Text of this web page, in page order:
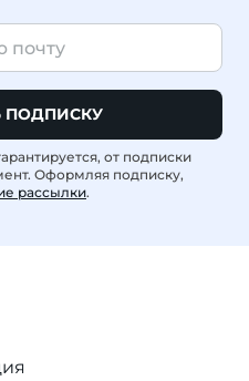
от подписки
Оформляя подписку,
рассылки.